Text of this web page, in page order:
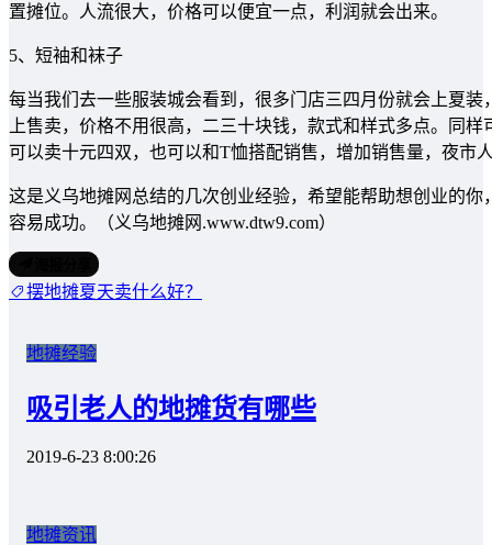
置摊位。人流很大，价格可以便宜一点，利润就会出来。
5、短袖和袜子
每当我们去一些服装城会看到，很多门店三四月份就会上夏
上售卖，价格不用很高，二三十块钱，款式和样式多点。同
可以卖十元四双，也可以和T恤搭配销售，增加销售量，夜市
这是义乌地摊网总结的几次创业经验，希望能帮助想创业的
容易成功。（义乌地摊网.www.dtw9.com）
摆地摊夏天卖什么好？
地摊经验
吸引老人的地摊货有哪些
2019-6-23 8:00:26
地摊资讯